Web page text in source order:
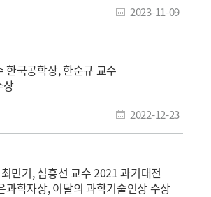
2023-11-09
한국공학상, 한순규 교수
상
2022-12-23
민기, 심흥선 교수 2021 과기대전
과학자상, 이달의 과학기술인상 수상